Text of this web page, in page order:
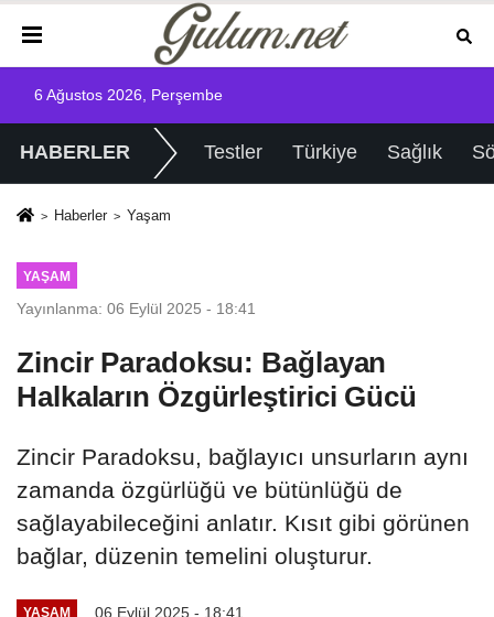
6 Ağustos 2026, Perşembe
HABERLER Testler Türkiye Sağlık
Haberler Yaşam
YAŞAM
Yayınlanma: 06 Eylül 2025 - 18:41
Zincir Paradoksu: Bağlayan
Halkaların Özgürleştirici Gücü
Zincir Paradoksu, bağlayıcı unsurların aynı
zamanda özgürlüğü ve bütünlüğü de
sağlayabileceğini anlatır. Kısıt gibi görünen
bağlar, düzenin temelini oluşturur.
YAŞAM 06 Eylül 2025 - 18:41